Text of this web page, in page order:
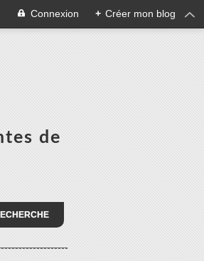
Connexion + Créer mon blog
de